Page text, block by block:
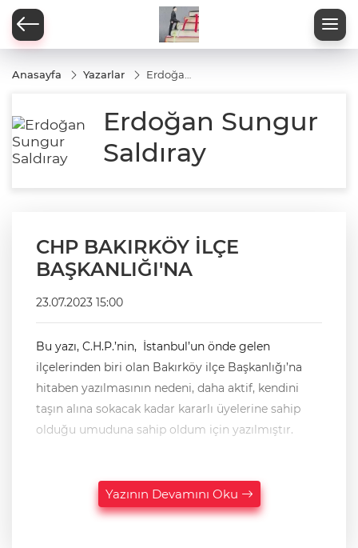
Anasayfa Yazarlar
Erdoğan
Erdoğan Sungur
Saldıray
CHP BAKIRKÖY İLÇE
BAŞKANLIĞI'NA
23.07.2023 15:00
Bu yazı, C.H.P.’nin, İstanbul’un önde gelen
ilçelerinden biri olan Bakırköy ilçe Başkanlığı’na
hitaben yazılmasının nedeni, daha aktif, kendini
taşın alına sokacak kadar kararlı üyelerine sahip
olduğu umuduna sahip oldum için yazılmıştır.
Yazının Devamını Oku